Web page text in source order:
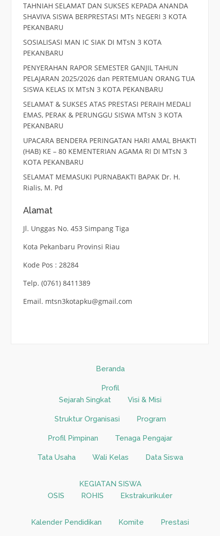
TAHNIAH SELAMAT DAN SUKSES KEPADA ANANDA
SHAVIVA SISWA BERPRESTASI MTs NEGERI 3 KOTA
PEKANBARU
SOSIALISASI MAN IC SIAK DI MTsN 3 KOTA
PEKANBARU
PENYERAHAN RAPOR SEMESTER GANJIL TAHUN
PELAJARAN 2025/2026 dan PERTEMUAN ORANG TUA
SISWA KELAS IX MTsN 3 KOTA PEKANBARU
SELAMAT & SUKSES ATAS PRESTASI PERAIH MEDALI
EMAS, PERAK & PERUNGGU SISWA MTsN 3 KOTA
PEKANBARU
UPACARA BENDERA PERINGATAN HARI AMAL BHAKTI
(HAB) KE – 80 KEMENTERIAN AGAMA RI DI MTsN 3
KOTA PEKANBARU
SELAMAT MEMASUKI PURNABAKTI BAPAK Dr. H.
Rialis, M. Pd
Alamat
Jl. Unggas No. 453 Simpang Tiga
Kota Pekanbaru Provinsi Riau
Kode Pos : 28284
Telp. (0761) 8411389
Email. mtsn3kotapku@gmail.com
Beranda
Profil
Sejarah Singkat
Visi & Misi
Struktur Organisasi Program
Profil Pimpinan Tenaga Pengajar
Tata Usaha Wali Kelas Data Siswa
KEGIATAN SISWA
OSIS
ROHIS Ekstrakurikuler
Kalender Pendidikan Komite Prestasi